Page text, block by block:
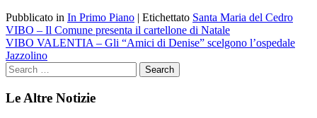
Pubblicato in In Primo Piano | Etichettato Santa Maria del Cedro
Navigazione
articoli
VIBO – Il Comune presenta il cartellone di Natale
VIBO VALENTIA – Gli “Amici di Denise” scelgono l’ospedale
Jazzolino
Le Altre Notizie